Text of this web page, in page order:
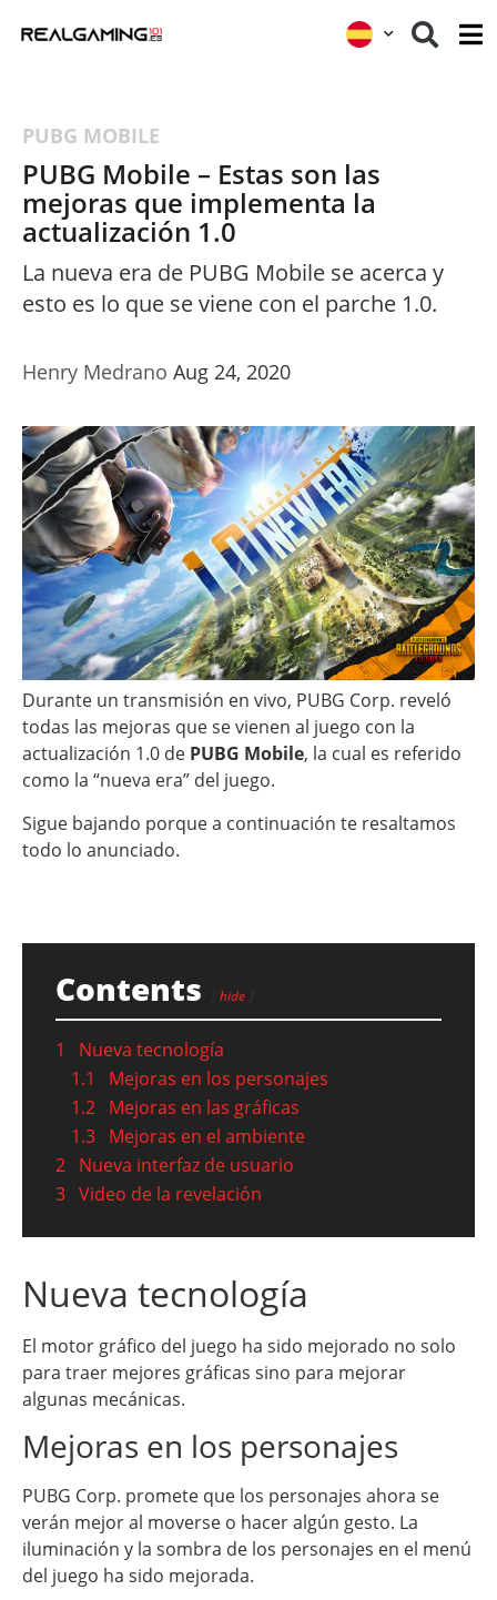
PUBG MOBILE
PUBG Mobile – Estas son las
mejoras que implementa la
actualización 1.0
La nueva era de PUBG Mobile se acerca y
esto es lo que se viene con el parche 1.0.
Henry Medrano Aug 24, 2020
Durante un transmisión en vivo, PUBG Corp. reveló
todas las mejoras que se vienen al juego con la
actualización 1.0 de PUBG Mobile, la cual es referido
como la “nueva era” del juego.
Sigue bajando porque a continuación te resaltamos
todo lo anunciado.
Contents hide
1
Nueva tecnología
1.1
Mejoras en los personajes
1.2 Mejoras en las gráficas
1.3 Mejoras en el ambiente
2 Nueva interfaz de usuario
3 Video de la revelación
Nueva tecnología
El motor gráfico del juego ha sido mejorado no solo
para traer mejores gráficas sino para mejorar
algunas mecánicas.
Mejoras en los personajes
PUBG Corp. promete que los personajes ahora se
verán mejor al moverse o hacer algún gesto. La
iluminación y la sombra de los personajes en el menú
del juego ha sido mejorada.